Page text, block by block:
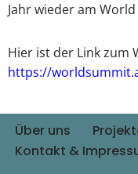
Jahr wieder am
Hier ist der Link zum
https://
Über uns
Kontakt &